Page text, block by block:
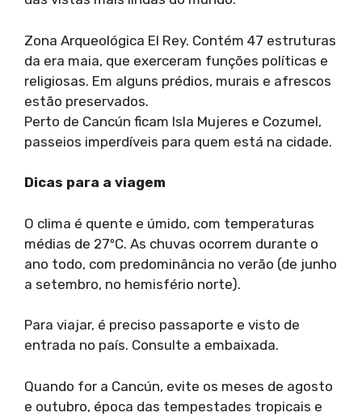
Zona Arqueológica El Rey. Contém 47 estruturas
da era maia, que exerceram funções políticas e
religiosas. Em alguns prédios, murais e afrescos
estão preservados.
Perto de Cancún ficam Isla Mujeres e Cozumel,
passeios imperdíveis para quem está na cidade.
Dicas para a viagem
O clima é quente e úmido, com temperaturas
médias de 27ºC. As chuvas ocorrem durante o
ano todo, com predominância no verão (de junho
a setembro, no hemisfério norte).
Para viajar, é preciso passaporte e visto de
entrada no país. Consulte a embaixada.
Quando for a Cancún, evite os meses de agosto
e outubro, época das tempestades tropicais e